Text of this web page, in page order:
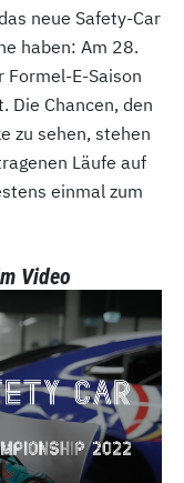
neue Safety-Car
haben: Am 28.
E-Saison
Die Chancen, den
zu sehen, stehen
Läufe auf
einmal zum
Video